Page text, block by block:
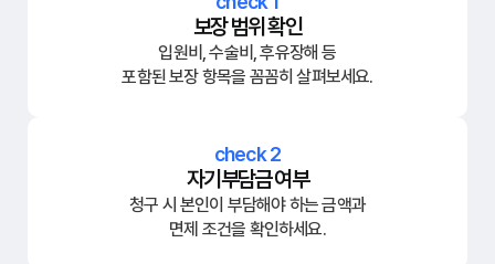
보장 범위 확인
입원비, 수술비, 후유장해 등
포함된 보장 항목을 꼼꼼히 살펴보세요.
check 2
자기부담금 여부
청구 시 본인이 부담해야 하는 금액과
면제 조건을 확인하세요.